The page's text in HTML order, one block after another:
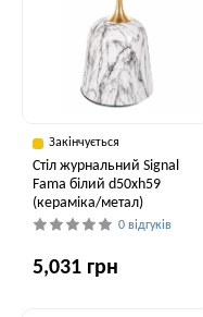
Закінчується
Стіл журнальний Signal
Fama білий d50хh59
(кераміка/метал)
0 відгуків
5,031 грн